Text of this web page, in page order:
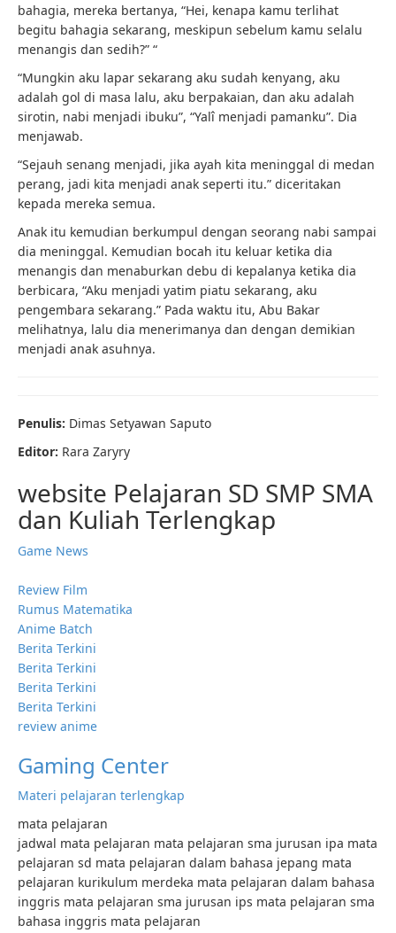
bahagia, mereka bertanya, “Hei, kenapa kamu terlihat
begitu bahagia sekarang, meskipun sebelum kamu selalu
menangis dan sedih?” “
“Mungkin aku lapar sekarang aku sudah kenyang, aku
adalah gol di masa lalu, aku berpakaian, dan aku adalah
sirotin, nabi menjadi ibuku”, “Yalî menjadi pamanku”. Dia
menjawab.
“Sejauh senang menjadi, jika ayah kita meninggal di medan
perang, jadi kita menjadi anak seperti itu.” diceritakan
kepada mereka semua.
Anak itu kemudian berkumpul dengan seorang nabi sampai
dia meninggal. Kemudian bocah itu keluar ketika dia
menangis dan menaburkan debu di kepalanya ketika dia
berbicara, “Aku menjadi yatim piatu sekarang, aku
pengembara sekarang.” Pada waktu itu, Abu Bakar
melihatnya, lalu dia menerimanya dan dengan demikian
menjadi anak asuhnya.
Penulis: Dimas Setyawan Saputo
Editor: Rara Zaryry
website Pelajaran SD SMP SMA
dan Kuliah Terlengkap
Game News
Review Film
Rumus Matematika
Anime Batch
Berita Terkini
Berita Terkini
Berita Terkini
Berita Terkini
review anime
Gaming Center
Materi pelajaran terlengkap
mata pelajaran
jadwal mata pelajaran mata pelajaran sma jurusan ipa mata
pelajaran sd mata pelajaran dalam bahasa jepang mata
pelajaran kurikulum merdeka mata pelajaran dalam bahasa
inggris mata pelajaran sma jurusan ips mata pelajaran sma
bahasa inggris mata pelajaran